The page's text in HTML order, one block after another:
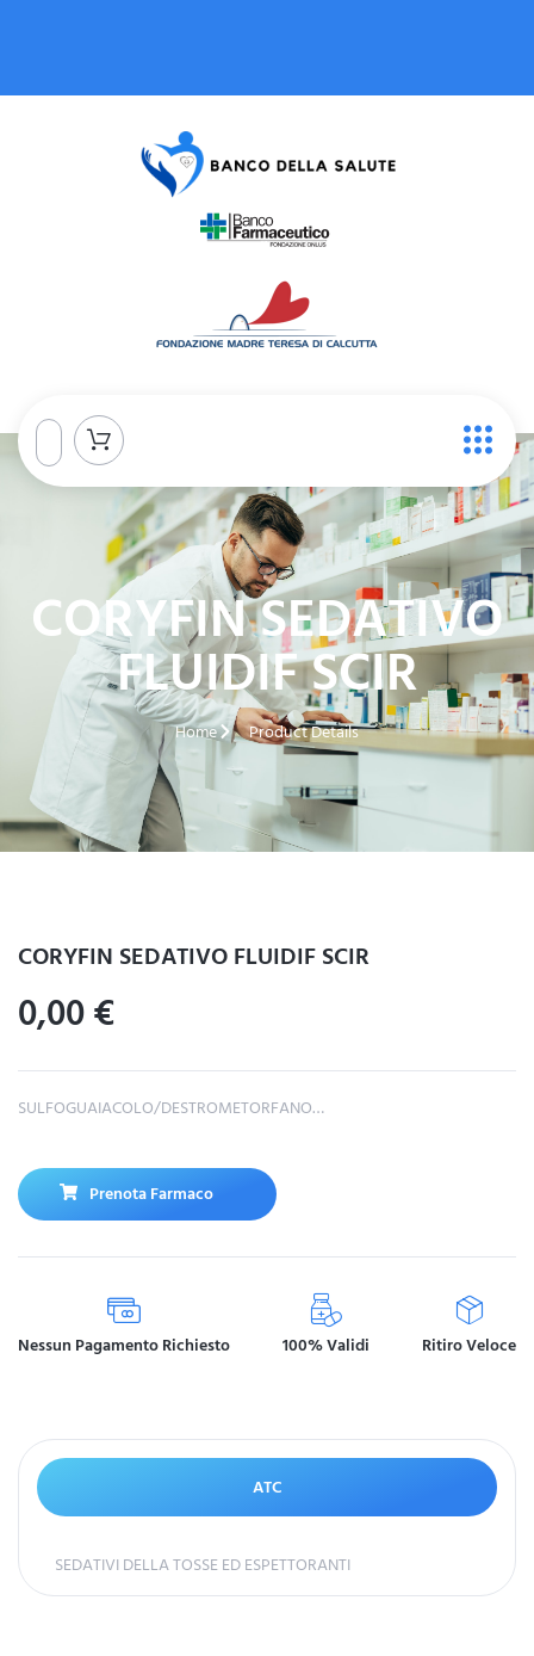
CORYFIN SEDATIVO
FLUIDIF SCIR
Home Product Details
CORYFIN SEDATIVO FLUIDIF SCIR
0,00€
SULFOGUAIACOLO/DESTROMETORFANO…
Prenota Farmaco
Nessun Pagamento Richiesto 100% Validi Ritiro Veloce
ATC
SEDATIVI DELLA TOSSE ED ESPETTORANTI